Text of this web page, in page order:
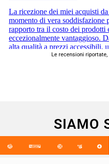
Le recensioni
SIAMO